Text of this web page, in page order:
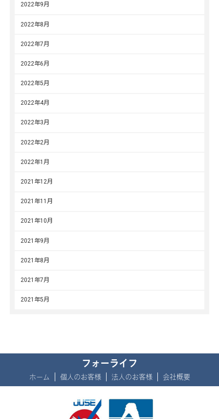
2022年9月
2022年8月
2022年7月
2022年6月
2022年5月
2022年4月
2022年3月
2022年2月
2022年1月
2021年12月
2021年11月
2021年10月
2021年9月
2021年8月
2021年7月
2021年5月
フォーライフ
ホーム 個人のお客様 法人のお客様 会社概要